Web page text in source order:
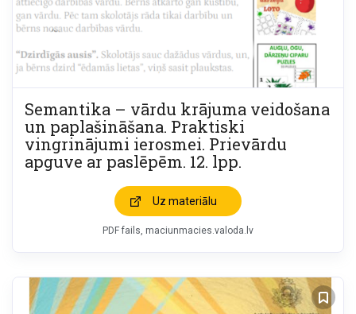
Semantika – vārdu krājuma veidošana
un paplašināšana. Praktiski
vingrinājumi ierosmei. Prievārdu
apguve ar paslēpēm. 12. lpp.
Uz materiālu
PDF fails maciunmacies.valoda.lv